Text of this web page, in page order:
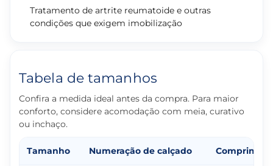
Tratamento de artrite reumatoide e outras
condições que exigem imobilização
Tabela de tamanhos
Confira a medida ideal antes da compra. Para maior
conforto, considere acomodação com meia, curativo
ou inchaço.
Tamanho Numeração de calçado